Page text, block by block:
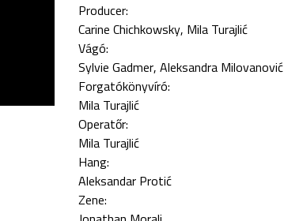
Producer:
Carine Chichkowsky Mila Turajlić
Vágó:
Sylvie Gadmer Aleksandra Milovanović
Forgatókönyvíró:
Mila Turajlić
Operatőr:
Mila Turajlić
Hang:
Aleksandar Protić
Zene: